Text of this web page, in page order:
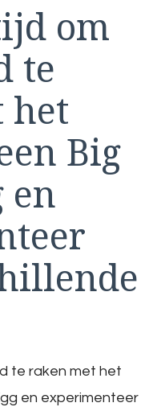
om
te
het
Big
en
te raken met het
en experimenteer